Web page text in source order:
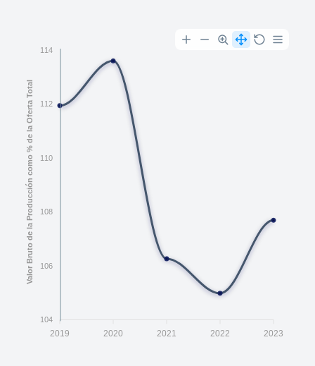
2019 2020 2021 2022 2023
114
112
110
108
106
104
Valor Bruto de la Producción como % de la Oferta Total